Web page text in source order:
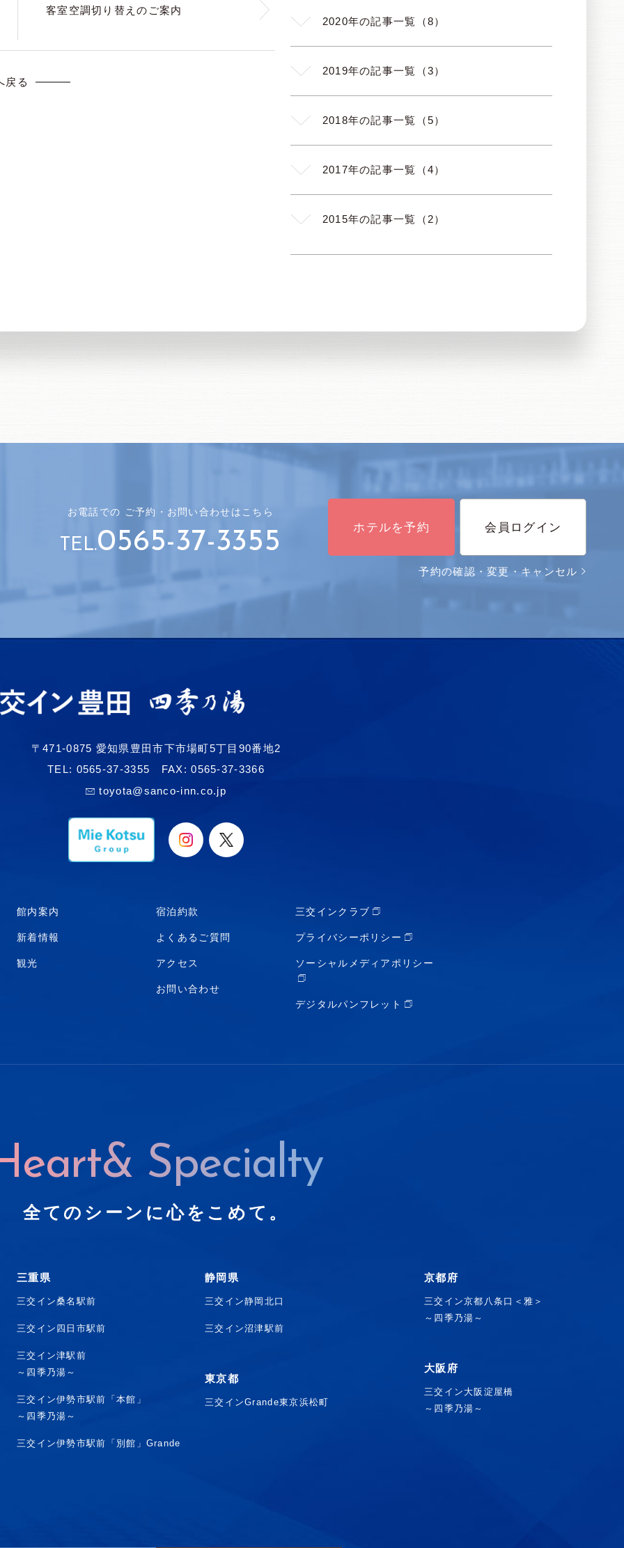
客室空調切り替えのご案内
戻る
2020年の記事一覧（8）
2019年の記事一覧（3）
2018年の記事一覧（5）
2017年の記事一覧（4）
2015年の記事一覧（2）
お電話での ご予約・ お問い合わせはこちら
TEL.0565-37-3355 ホテルを予約 会員ログイン
予約の確認・変更・キャンセル
〒471-0875 愛知県豊田市下市場町5丁目90番地2
TEL: 0565-37-3355
FAX: 0565-37-3366
toyota@sanco-inn.co.jp
館内案内
新着情報
観光
宿泊約款
よくあるご質問
アクセス
お問い合わせ
三交インクラブ
プライバシーポリシー
ソーシャルメディアポリシー
デジタルパンフレット
Specialty
全てのシーンに心をこめて。
三重県
三交イン桑名駅前
三交イン四日市駅前
三交イン津駅前
～四季乃湯～
三交イン伊勢市駅前「本館」
～四季乃湯～
三交イン伊勢市駅前「別館」Grande
静岡県
三交イン静岡北口
三交イン沼津駅前
東京都
三交インGrande東京浜松町
京都府
三交イン京都八条口＜雅＞
～四季乃湯～
大阪府
三交イン大阪淀屋橋
～四季乃湯～